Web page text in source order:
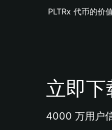
PLTRx 代币的价
立即
4000 万用户